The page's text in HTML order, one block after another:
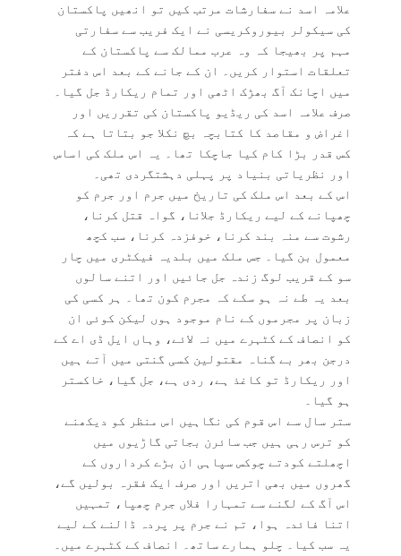
علامہ اسد نے سفارشات مرتب کیں تو انھیں پاکستان
کی سیکولر بیوروکریسی نے ایک فریب سے سفارتی
مہم پر بھیجا کہ وہ عرب ممالک سے پاکستان کے
تعلقات استوار کریں۔ ان کے جانے کے بعد اس دفتر
میں اچانک آگ بھڑک اٹھی اور تمام ریکارڈ جل گیا۔
صرف علامہ اسد کی ریڈیو پاکستان کی تقرریں اور
اغراض و مقاصد کا کتابچہ بچ نکلا جو بتاتا ہے کہ
کس قدر بڑا کام کیا جاچکا تھا۔ یہ اس ملک کی اساس
اور نظریاتی بنیاد پر پہلی دہشتگردی تھی۔
اس کے بعد اس ملک کی تاریخ میں جرم اور جرم کو
چھپانے کے لیے ریکارڈ جلانا، گواہ قتل کرنا،
رشوت سے منہ بند کرنا، خوفزدہ کرنا، سب کچھ
معمول بن گیا۔ جس ملک میں بلدیہ فیکٹری میں چار
سو کے قریب لوگ زندہ جل جائیں اور اتنے سالوں
بعد یہ طے نہ ہو سکے کہ مجرم کون تھا۔ ہر کسی کی
زبان پر مجرموں کے نام موجود ہوں لیکن کوئی ان
کو انصاف کے کٹہرے میں نہ لائے، وہاں ایل ڈی اے کے
درجن بھر بے گناہ مقتولین کسی گنتی میں آتے ہیں
اور ریکارڈ تو کاغذ ہے، ردی ہے، جل گیا، خاکستر
ہو گیا۔
ستر سال سے اس قوم کی نگاہیں اس منظر کو دیکھنے
کو ترس رہی ہیں جب سائرن بجاتی گاڑیوں میں
اچھلتے کودتے چوکس سپاہی ان بڑے کرداروں کے
گھروں میں بھی اتریں اور صرف ایک فقرہ بولیں گے،
اس آگ کے لگنے سے تمہارا فلاں جرم چھپا، تمہیں
اتنا فائدہ ہوا، تم نے جرم پر پردہ ڈالنے کے لیے
یہ سب کیا۔ چلو ہمارے ساتھ۔ انصاف کے کٹہرے میں۔